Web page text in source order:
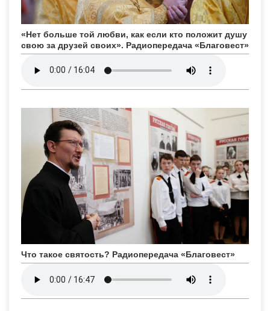
«Нет больше той любви, как если кто положит душу
свою за друзей своих». Радиопередача «Благовест»
Что такое святость? Радиопередача «Благовест»